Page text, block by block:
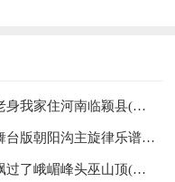
老身我家住河南临颖县(台北知府选段)简谱京剧,豫剧韵味独特悠长
舞台版朝阳沟主旋律乐谱之第五场简谱京剧,展现豫剧独特魅力
飘过了峨嵋峰头巫山顶(白蛇传选段)简谱京剧,演绎白蛇深情故事